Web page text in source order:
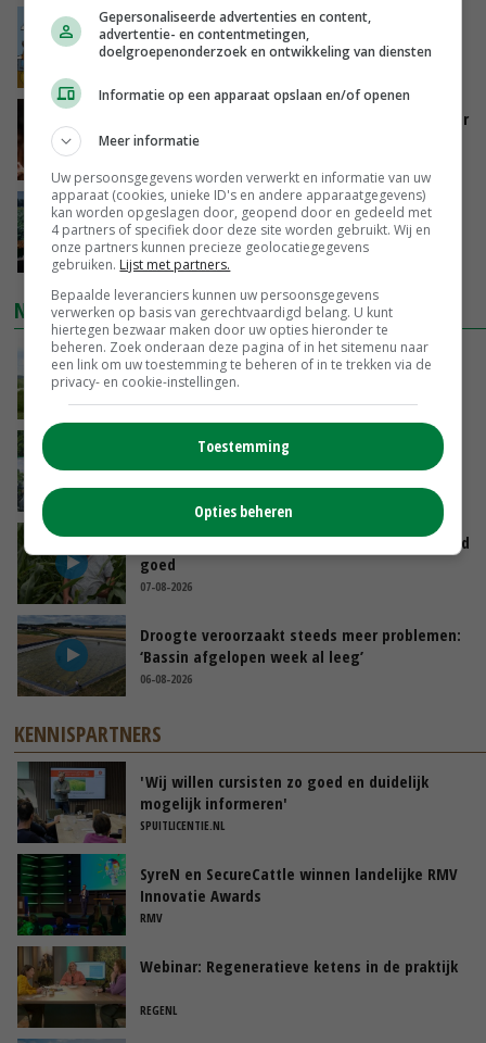
Internationale vraag naar geitenzuivel blijft
groot: Nederland in Europese top
Vlaamse varkensstapel krimpt, pluimveesector
groeit door schaalvergroting
‘Cijfer jezelf niet weg en doe vooral ook waar
je gelukkig van wordt’
GISTEREN, 13:31
NIEUWSTE VIDEO'S
POAH!: John Deere 7730
GISTEREN, 10:00
Oekraïne-vlogger Kees Huizinga: ‘Bezoek van
de ambassade mag zelf groente plukken’
Limburgse mais van Frijns doet het verrassend
goed
07-08-2026
Droogte veroorzaakt steeds meer problemen:
‘Bassin afgelopen week al leeg’
06-08-2026
KENNISPARTNERS
'Wij willen cursisten zo goed en duidelijk
mogelijk informeren'
SPUITLICENTIE.NL
SyreN en SecureCattle winnen landelijke RMV
Innovatie Awards
RMV
Webinar: Regeneratieve ketens in de praktijk
REGENL
Gepersonaliseerde advertenties en content,
advertentie- en contentmetingen,
doelgroepenonderzoek en ontwikkeling van diensten
Informatie op een apparaat opslaan en/of openen
Meer informatie
Uw persoonsgegevens worden verwerkt en informatie van uw
apparaat (cookies, unieke ID's en andere apparaatgegevens)
kan worden opgeslagen door, geopend door en gedeeld met
4 partners of specifiek door deze site worden gebruikt. Wij en
onze partners kunnen precieze geolocatiegegevens
gebruiken. Lijst met partners.
Bepaalde leveranciers kunnen uw persoonsgegevens
verwerken op basis van gerechtvaardigd belang. U kunt
hiertegen bezwaar maken door uw opties hieronder te
beheren. Zoek onderaan deze pagina of in het sitemenu naar
een link om uw toestemming te beheren of in te trekken via de
privacy- en cookie-instellingen.
Toestemming
Opties beheren